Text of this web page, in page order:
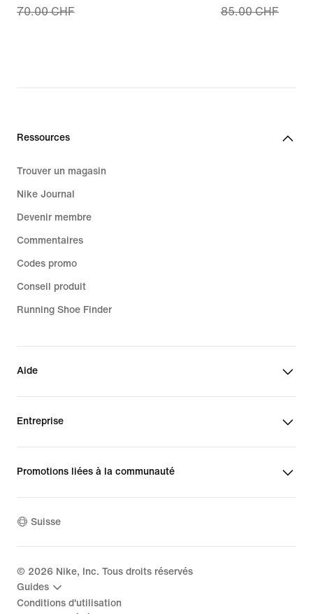
price
70.00 CHF
70.00 CHF
price
85.00 CHF
85.00 CHF
Ressources
Trouver un magasin
Nike Journal
Devenir membre
Commentaires
Codes promo
Conseil produit
Running Shoe Finder
Aide
Entreprise
Promotions liées à la communauté
Suisse
© 2026 Nike, Inc. Tous droits réservés
Guides
Conditions d'utilisation